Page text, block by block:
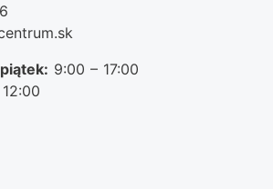
9:00 – 17:00